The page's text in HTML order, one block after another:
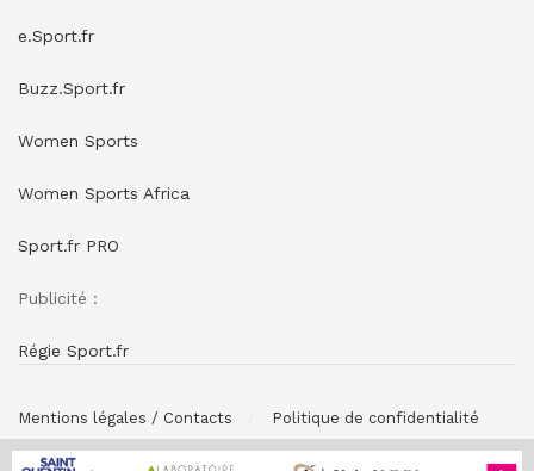
e.Sport.fr
Buzz.Sport.fr
Women Sports
Women Sports Africa
Sport.fr PRO
Publicité :
Régie Sport.fr
Mentions légales / Contacts Politique de confidentialité
© SPONSORING.FR